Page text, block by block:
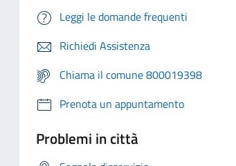
Leggi le domande frequenti
Richiedi Assistenza
Chiama il comune 800019398
Prenota un appuntamento
Problemi in città